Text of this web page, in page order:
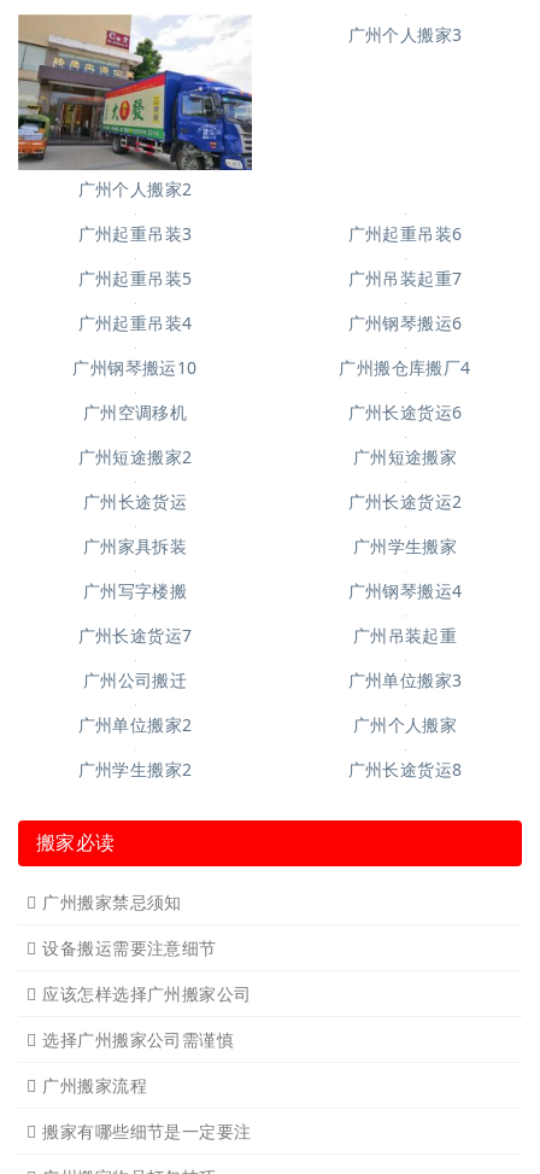
广州个人搬家2
广州个人搬家3
广州起重吊装3
广州起重吊装6
广州起重吊装5
广州吊装起重7
广州起重吊装4
广州钢琴搬运6
广州钢琴搬运10
广州搬仓库搬厂4
广州空调移机
广州长途货运6
广州短途搬家2
广州短途搬家
广州家具拆装
广州写字楼搬
广州长途货运7
广州公司搬迁
广州单位搬家2
广州学生搬家2